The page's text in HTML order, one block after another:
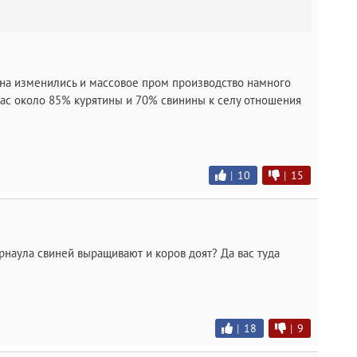
изменились и массовое пром производство намного
около 85% курятины и 70% свинины к селу отношения
| 10 | 15
свиней выращивают и коров доят? Да вас туда
| 18 | 9